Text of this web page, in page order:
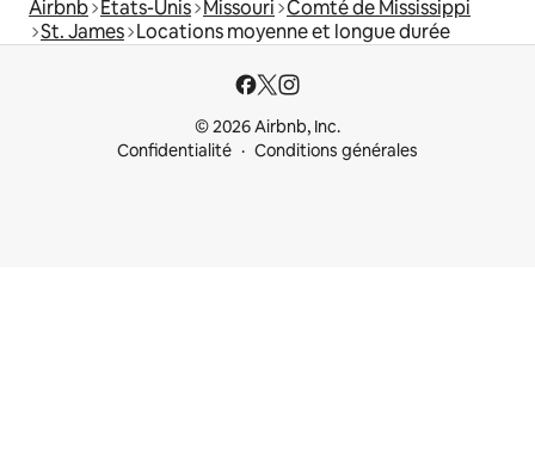
Airbnb États-Unis Missouri Comté de Mississippi
St. James Locations moyenne et longue durée
© 2026 Airbnb, Inc.
Confidentialité
Conditions générales